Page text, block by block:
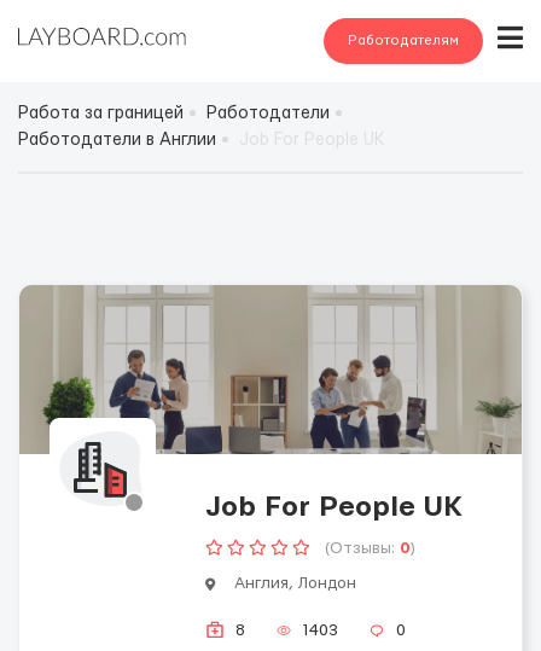
Работодателям
Работа за границей
Работодатели
Работодатели в Англии
Job For People UK
(Отзывы: 0)
Англия, Лондон
8 1403 0